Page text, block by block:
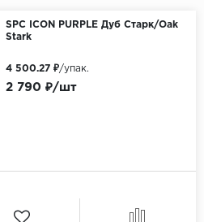
SPC ICON PURPLE Дуб Старк/Oak
Stark
2 790 ₽/шт
4 500.27 ₽/упак.